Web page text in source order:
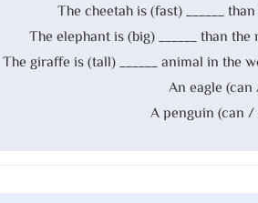
The cheetah is (fast) ______
The elephant is (big) ______ than
The giraffe is (tall) ______ animal in the
An eagle
A penguin (can